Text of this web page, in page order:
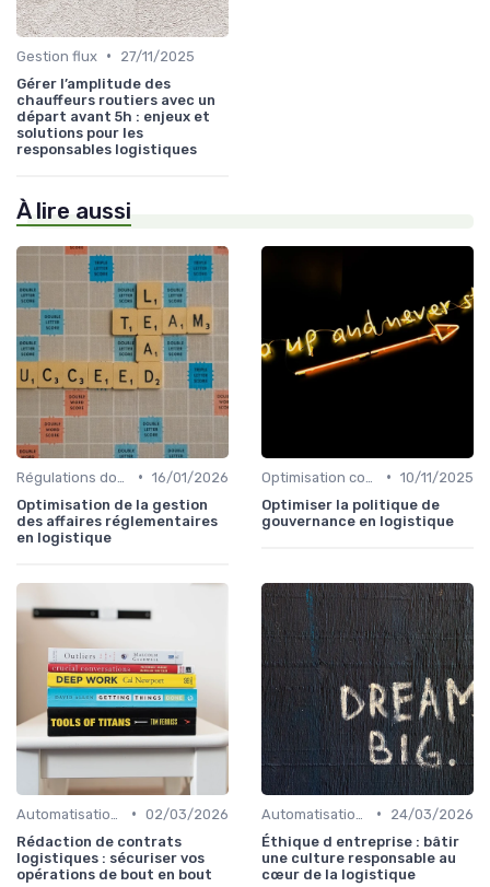
Gestion flux •
27/11/2025
Gérer l’amplitude des
chauffeurs routiers avec un
départ avant 5h : enjeux et
solutions pour les
responsables logistiques
À lire aussi
• 16/01/2026
Optimisation de la gestion
des affaires réglementaires
en logistique
• 10/11/2025
Optimiser la politique de
gouvernance en logistique
• 02/03/2026
Rédaction de contrats
logistiques : sécuriser vos
opérations de bout en bout
•
24/03/2026
Éthique d entreprise : bâtir
une culture responsable au
cœur de la logistique